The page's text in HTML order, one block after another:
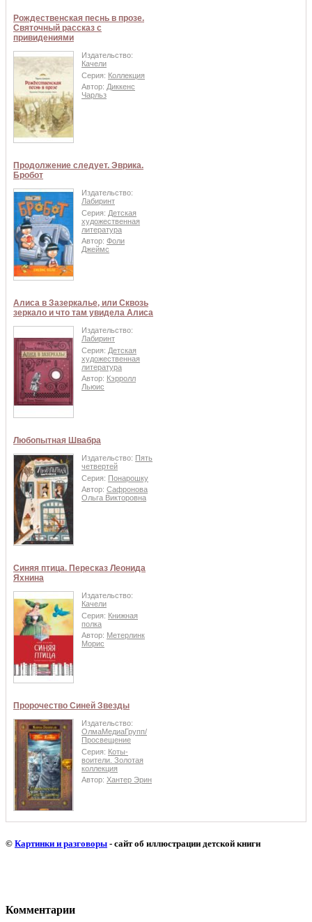
Рождественская песнь в прозе.
Святочный рассказ с
привидениями
Издательство:
Качели
Серия: Коллекция
Автор: Диккенс
Чарльз
Продолжение следует. Эврика.
Бробот
Издательство:
Лабиринт
Серия: Детская
художественная
литература
Автор: Фоли
Джеймс
Алиса в Зазеркалье, или Сквозь
зеркало и что там увидела Алиса
Издательство:
Лабиринт
Серия: Детская
художественная
литература
Автор: Кэрролл
Льюис
Любопытная Швабра
Издательство: Пять
четвертей
Серия: Понарошку
Автор: Сафронова
Ольга Викторовна
Синяя птица. Пересказ Леонида
Яхнина
Издательство:
Качели
Серия: Книжная
полка
Автор: Метерлинк
Морис
Пророчество Синей Звезды
Издательство:
ОлмаМедиаГрупп/
Просвещение
Серия: Коты-
воители. Золотая
коллекция
Автор: Хантер Эрин
© Картинки и разговоры - сайт об иллюстрации детской книги
Комментарии